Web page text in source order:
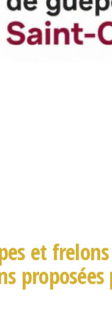
et
proposées